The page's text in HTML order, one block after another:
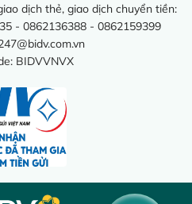
dịch thẻ, giao dịch chuyển tiền:
- 0862136388 - 0862159399
BIDVVNVX